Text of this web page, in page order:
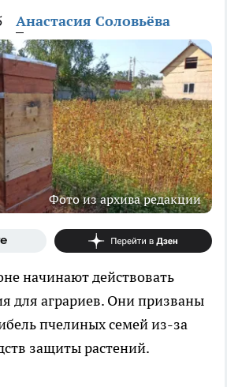
Анастасия Соловьёва
Фото из архива редакции
начинают действовать
для аграриев. Они призваны
пчелиных семей из-за
защиты растений.